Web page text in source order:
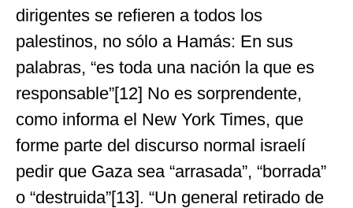
dirigentes se refieren a todos los
palestinos, no sólo a Hamás: En sus
palabras, “es toda una nación la que es
responsable”[12] No es sorprendente,
como informa el New York Times, que
forme parte del discurso normal israelí
pedir que Gaza sea “arrasada”, “borrada”
o “destruida”[13]. “Un general retirado de